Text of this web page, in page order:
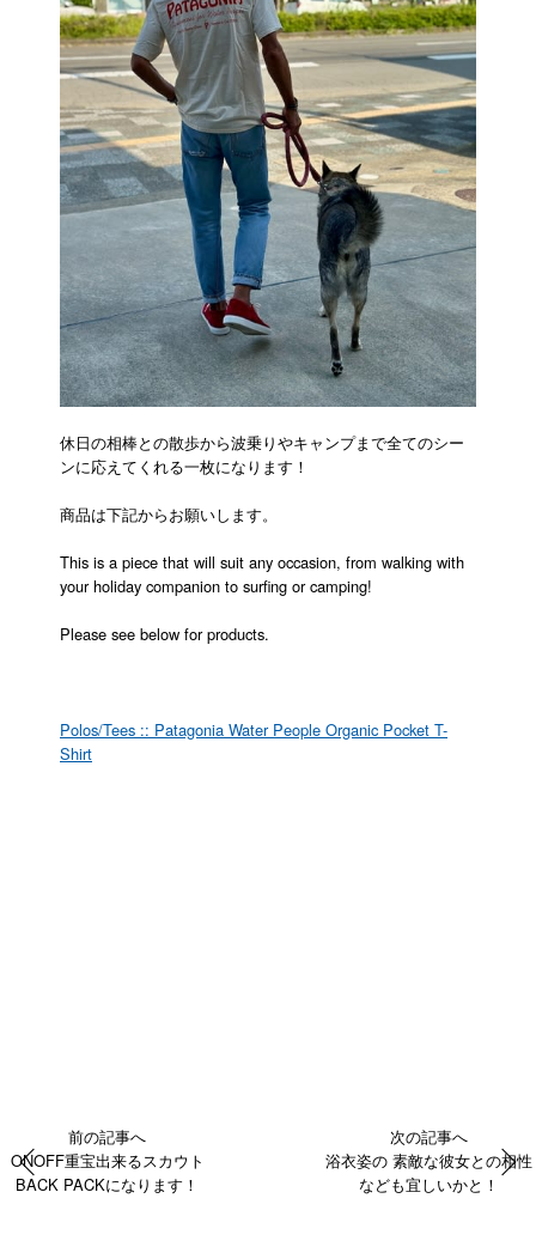
休日の相棒との散歩から波乗りやキャンプまで全てのシー
ンに応えてくれる一枚になります！
商品は下記からお願いします。
This is a piece that will suit any occasion, from walking with
your holiday companion to surfing or camping!
Please see below for products.
Polos/Tees :: Patagonia Water People Organic Pocket T-
Shirt
前の記事へ
ONOFF重宝出来るスカウト
BACK PACKになります！
次の記事へ
浴衣姿の 素敵な彼女との相性
なども宜しいかと！